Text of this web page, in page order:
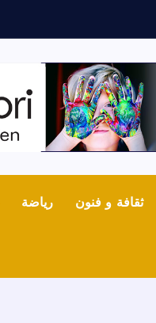
ثقافة و فنون رياضة